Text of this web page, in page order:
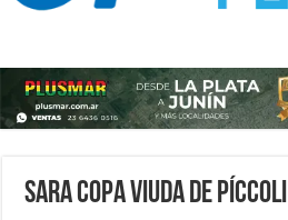
Sara Copa Viuda De Píccoli